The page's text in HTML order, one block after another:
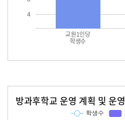
4
교원1인당
학생수
방과후학교 운영 계획 및 운